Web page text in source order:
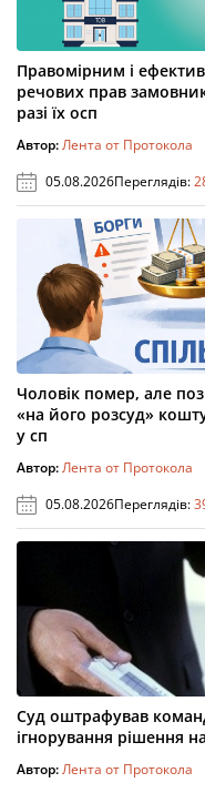
Правомірним і
речових прав
разі їх осп
Автор:Лента от Протокола
05.08.2026Переглядів:
Чоловік помер, але
«на його розсуд»
у сп
Автор:Лента от Протокола
05.08.2026Переглядів:
Суд оштрафував
ігнорування рішення
Автор:Лента от Протокола